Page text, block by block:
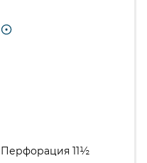
Перфорация 11½